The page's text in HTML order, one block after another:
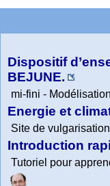
Dispositif
BEJUNE.
mi-fini -
Energie et
Site de
Introduction
Tutoriel pour